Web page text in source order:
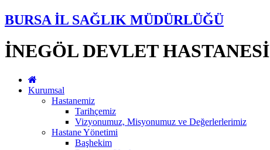
BURSA İL SAĞLIK MÜDÜRLÜĞÜ
İNEGÖL DEVLET HASTANESİ
Kurumsal
Hastanemiz
Tarihçemiz
Vizyonumuz, Misyonumuz ve Değerlerlerimiz
Hastane Yönetimi
Başhekim